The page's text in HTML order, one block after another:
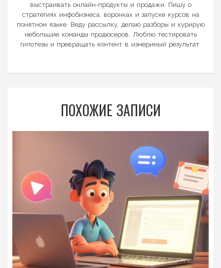
выстраивать онлайн-продукты и продажи. Пишу о
стратегиях инфобизнеса, воронках и запуске курсов на
понятном языке. Веду рассылку, делаю разборы и курирую
небольшие команды продюсеров. Люблю тестировать
гипотезы и превращать контент в измеримый результат.
ПОХОЖИЕ ЗАПИСИ